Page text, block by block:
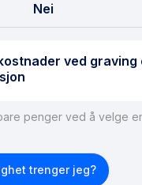
Nei
ved graving
tilgang til fiber, må
til boligen, kan du
på mellom 15 000 og
penger ved å velge
trenger jeg?